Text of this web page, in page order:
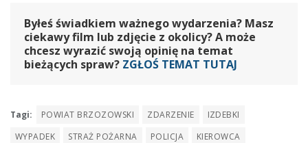
Byłeś świadkiem ważnego wydarzenia? Masz
ciekawy film lub zdjęcie z okolicy? A może
chcesz wyrazić swoją opinię na temat
bieżących spraw? ZGŁOŚ TEMAT TUTAJ
Tagi: POWIAT BRZOZOWSKI ZDARZENIE
IZDEBKI
WYPADEK
STRAŻ POŻARNA POLICJA
KIEROWCA